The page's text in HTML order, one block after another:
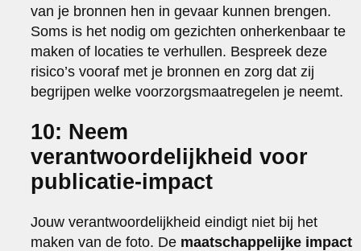
van je bronnen hen in gevaar kunnen brengen.
Soms is het nodig om gezichten onherkenbaar te
maken of locaties te verhullen. Bespreek deze
risico’s vooraf met je bronnen en zorg dat zij
begrijpen welke voorzorgsmaatregelen je neemt.
10: Neem
verantwoordelijkheid voor
publicatie-impact
Jouw verantwoordelijkheid eindigt niet bij het
maken van de foto. De maatschappelijke impact